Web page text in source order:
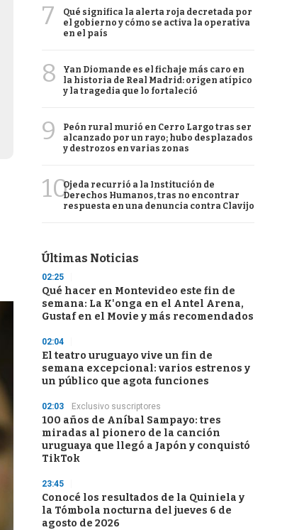
7
Qué significa la alerta roja decretada por
el gobierno y cómo se activa la operativa
en el país
8
Yan Diomande es el fichaje más caro en
la historia de Real Madrid: origen atípico
y la tragedia que lo fortaleció
9
Peón rural murió en Cerro Largo tras ser
alcanzado por un rayo; hubo desplazados
y destrozos en varias zonas
10Ojeda recurrió a la Institución de
Derechos Humanos, tras no encontrar
respuesta en una denuncia contra Clavijo
Últimas Noticias
02:25
Qué hacer en Montevideo este fin de
semana: La K'onga en el Antel Arena,
Gustaf en el Movie y más recomendados
02:04
El teatro uruguayo vive un fin de
semana excepcional: varios estrenos y
un público que agota funciones
02:03 Exclusivo suscriptores
100 años de Aníbal Sampayo: tres
miradas al pionero de la canción
uruguaya que llegó a Japón y conquistó
TikTok
23:45
Conocé los resultados de la Quiniela y
la Tómbola nocturna del jueves 6 de
agosto de 2026